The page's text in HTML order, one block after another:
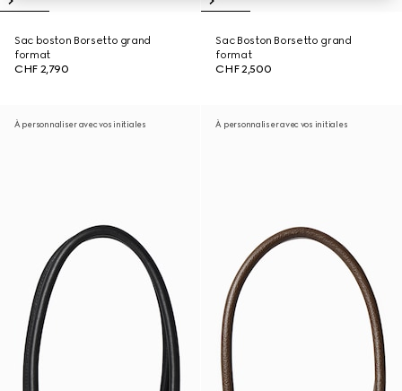
Sac boston Borsetto grand
format
CHF 2,790
Sac Boston Borsetto grand
format
CHF 2,500
À personnaliser avec vos initiales À personnaliser avec vos initiales